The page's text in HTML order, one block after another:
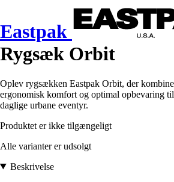
Eastpak
Rygsæk Orbit
Oplev rygsækken Eastpak Orbit, der
ergonomisk komfort og optimal opbevaring
daglige urbane eventyr.
Produktet er ikke tilgængeligt
Alle varianter er udsolgt
Beskrivelse